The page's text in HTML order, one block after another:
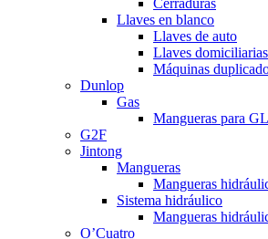
Cerraduras
Llaves en blanco
Llaves de auto
Llaves domiciliarias
Máquinas
Dunlop
Gas
Mangueras para
G2F
Jintong
Mangueras
Mangueras
Sistema hidráulico
Mangueras
O’Cuatro